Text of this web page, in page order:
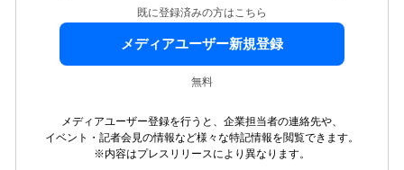
既に登録済みの方はこちら
メディアユーザー新規登録
無料
メディアユーザー登録を行うと、企業担当者の連絡先や、
イベント・記者会見の情報など様々な特記情報を閲覧できます。
※内容はプレスリリースにより異なります。